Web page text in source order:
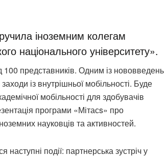
іноземним колегам
національного університету».
представників. Одним із нововведень
із внутрішньої мобільності. Буде
мобільності для здобувачів
програми «Мітасs» про
науковців та активностей.
події: партнерська зустріч у